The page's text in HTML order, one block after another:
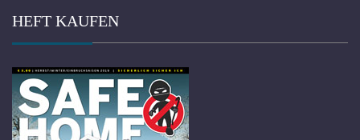
HEFT KAUFEN